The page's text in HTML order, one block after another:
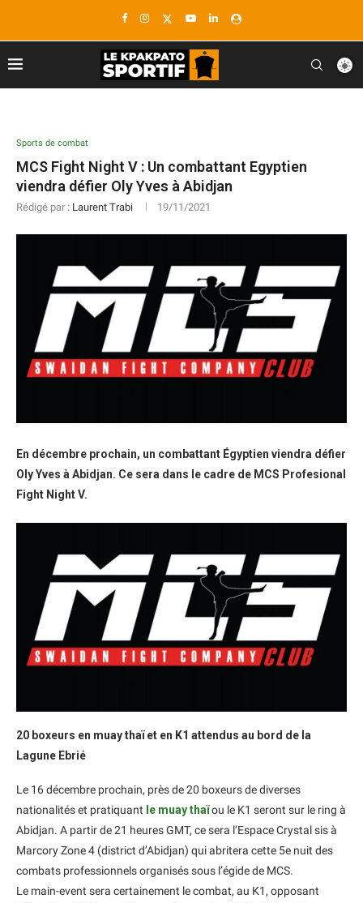
Sports de combat
MCS Fight Night V : Un combattant Egyptien
viendra défier Oly Yves à Abidjan
Rédigé par : Laurent Trabi 19/11/2021
En décembre prochain, un combattant Égyptien viendra défier
Oly Yves à Abidjan. Ce sera dans le cadre de MCS Profesional
Fight Night V.
20 boxeurs en muay thaï et en K1 attendus au bord de la
Lagune Ebrié
Le 16 décembre prochain, près de 20 boxeurs de diverses
nationalités et pratiquant le muay thaïou le K1 seront sur le ring à
Abidjan. A partir de 21 heures GMT, ce sera l’Espace Crystal sis à
Marcory Zone 4 (district d’Abidjan) qui abritera cette 5e nuit des
combats professionnels organisés sous l’égide de MCS.
Le main-event sera certainement le combat, au K1, opposant